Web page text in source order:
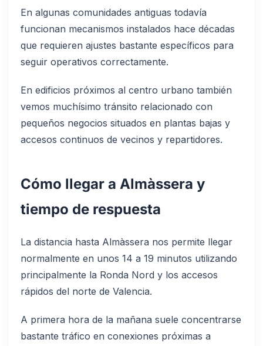
En algunas comunidades antiguas todavía
funcionan mecanismos instalados hace décadas
que requieren ajustes bastante específicos para
seguir operativos correctamente.
En edificios próximos al centro urbano también
vemos muchísimo tránsito relacionado con
pequeños negocios situados en plantas bajas y
accesos continuos de vecinos y repartidores.
Cómo llegar a Almàssera y
tiempo de respuesta
La distancia hasta Almàssera nos permite llegar
normalmente en unos 14 a 19 minutos utilizando
principalmente la Ronda Nord y los accesos
rápidos del norte de Valencia.
A primera hora de la mañana suele concentrarse
bastante tráfico en conexiones próximas a